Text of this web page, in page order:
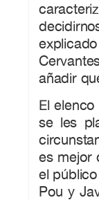
añadir
El
se les
es mejor
el
Pou y